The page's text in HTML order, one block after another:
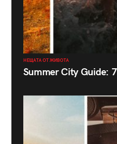
НЕЩАТА ОТ ЖИВОТА
Summer City Guide: